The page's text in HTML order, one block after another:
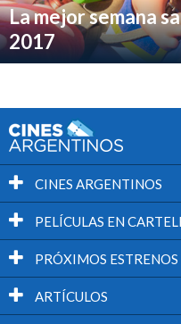
La mejor semana
2017
CINES ARGENTINOS
PELÍCULAS EN
PRÓXIMOS ESTRENOS
ARTÍCULOS